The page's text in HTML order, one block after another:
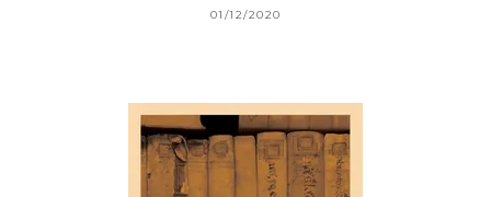
01/12/2020